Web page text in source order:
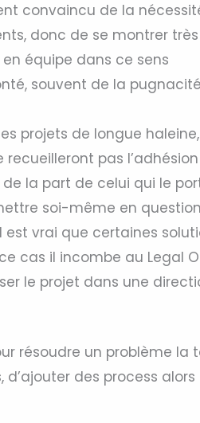
convaincu de la
donc de se montrer
équipe dans ce sens
souvent de la
projets de longue
recueilleront pas
la part de celui qui le
soi-même en question
vrai que certaines
cas il incombe au Legal
le projet dans une
résoudre un problème
d’ajouter des process